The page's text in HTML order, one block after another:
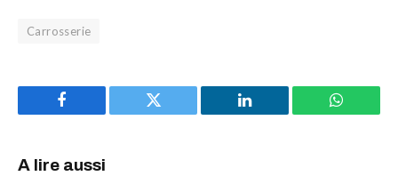
Carrosserie
Facebook Twitter LinkedIn
A lire aussi